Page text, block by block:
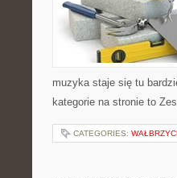
muzyka staje się tu
kategorie na stronie to
CATEGORIES: